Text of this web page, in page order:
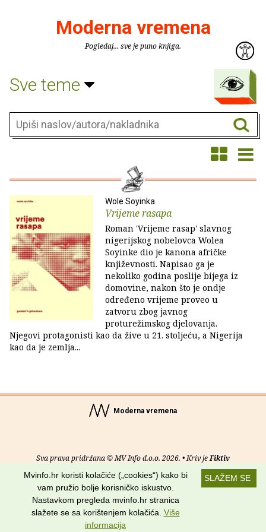
Moderna vremena
Pogledaj... sve je puno knjiga.
Sve teme
Wole Soyinka
Vrijeme rasapa
Roman 'Vrijeme rasap' slavnog
nigerijskog nobelovca Wolea
Soyinke dio je kanona afričke
književnosti. Napisao ga je
nekoliko godina poslije bijega iz
domovine, nakon što je ondje
određeno vrijeme proveo u
zatvoru zbog javnog
proturežimskog djelovanja.
Njegovi protagonisti kao da žive u 21. stoljeću, a Nigerija
kao da je zemlja...
Moderna vremena
Sva prava pridržana © MV Info d.o.o. 2026. • Kriv jeFiktiv
Uvjeti korištenja RSS kanali
Potraži nas na:
SLAŽEM SE
Mvinfo.hr koristi kolačiće („cookies“) kako bi
vam pružio bolje korisničko iskustvo.
Nastavkom pregleda mvinfo.hr stranica
slažete se sa korištenjem kolačića. Više
informacija